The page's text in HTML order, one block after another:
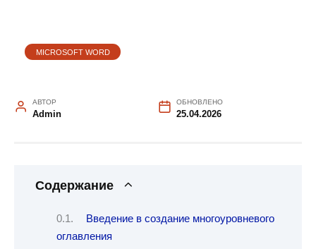
MICROSOFT WORD
АВТОР
Admin
ОБНОВЛЕНО
25.04.2026
Содержание
Введение в создание многоуровневого
оглавления